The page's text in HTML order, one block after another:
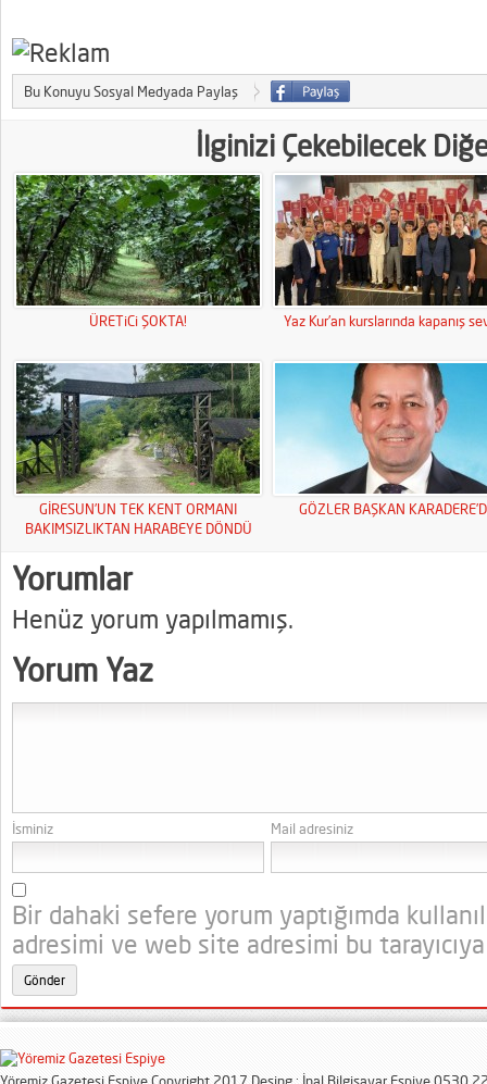
Bu Konuyu Sosyal Medyada Paylaş
İlginizi Çekebilecek
ÜRETiCi ŞOKTA! Yaz Kur’an kurslarında kapanış
GİRESUN’UN TEK KENT ORMANI
BAKIMSIZLIKTAN HARABEYE DÖNDÜ
GÖZLER BAŞKAN
Yorumlar
Henüz yorum yapılmamış.
Yorum Yaz
İsminiz Mail adresiniz
Bir dahaki sefere yorum yaptığımda
adresimi ve web site adresimi bu